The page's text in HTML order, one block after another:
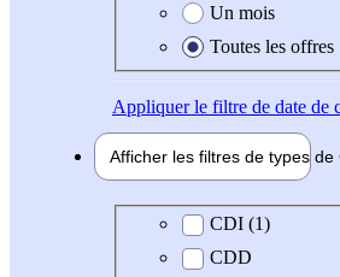
Un mois
Toutes les offres
Appliquerle filtre de date de
Afficher les filtres de types de
Type de contrat
CDI (1)
CDD